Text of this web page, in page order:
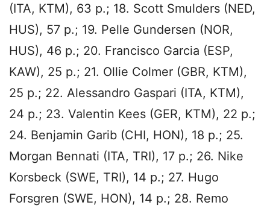
(ITA, KTM), 63 p.; 18. Scott Smulders (NED,
HUS), 57 p.; 19. Pelle Gundersen (NOR,
HUS), 46 p.; 20. Francisco Garcia (ESP,
KAW), 25 p.; 21. Ollie Colmer (GBR, KTM),
25 p.; 22. Alessandro Gaspari (ITA, KTM),
24 p.; 23. Valentin Kees (GER, KTM), 22 p.;
24. Benjamin Garib (CHI, HON), 18 p.; 25.
Morgan Bennati (ITA, TRI), 17 p.; 26. Nike
Korsbeck (SWE, TRI), 14 p.; 27. Hugo
Forsgren (SWE, HON), 14 p.; 28. Remo